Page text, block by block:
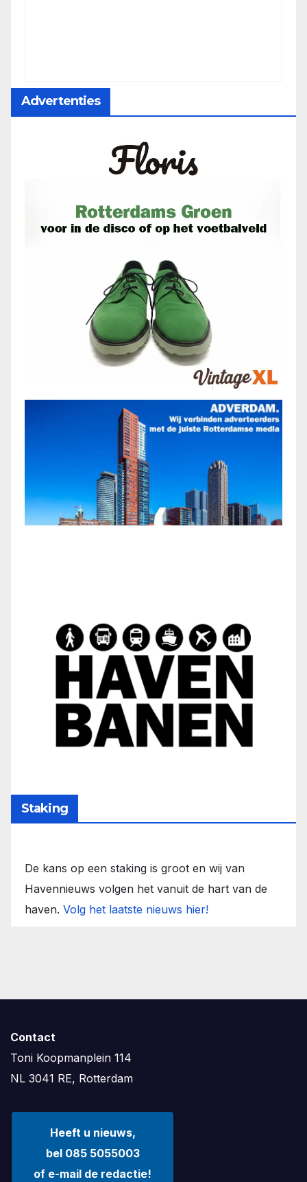
Advertenties
Staking
De kans op een staking is groot en wij van
Havennieuws volgen het vanuit de hart van de
haven. Volg het laatste nieuws hier!
Contact
Toni Koopmanplein 114
NL 3041 RE, Rotterdam
Heeft u nieuws,
bel 085 5055003
of e-mail de redactie!